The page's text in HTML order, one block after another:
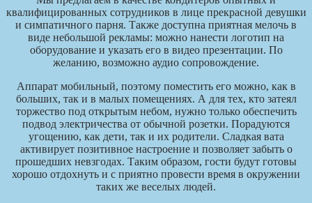
квалифицированных сотрудников в лице прекрасной девушки
и симпатичного парня. Также доступна приятная мелочь в
виде небольшой рекламы: можно нанести логотип на
оборудование и указать его в видео презентации. По
желанию, возможно аудио сопровождение.
Аппарат мобильный, поэтому поместить его можно, как в
больших, так и в малых помещениях. А для тех, кто затеял
торжество под открытым небом, нужно только обеспечить
подвод электричества от обычной розетки. Порадуются
угощению, как дети, так и их родители. Сладкая вата
активирует позитивное настроение и позволяет забыть о
прошедших невзгодах. Таким образом, гости будут готовы
хорошо отдохнуть и с приятно провести время в окружении
таких же веселых людей.